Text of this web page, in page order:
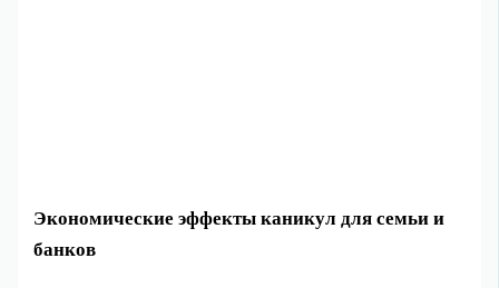
Экономические эффекты каникул для семьи и
банков